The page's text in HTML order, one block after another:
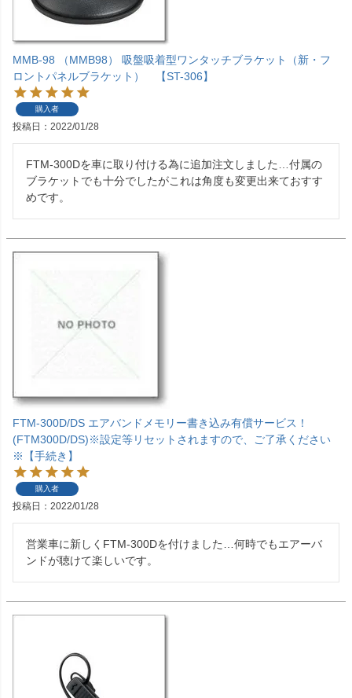
MMB-98 （MMB98） 吸盤吸着型ワンタッチブラケット（新・フ
ロントパネルブラケット） 【ST-306】
購入者
投稿日 2022/01/28
FTM-300Dを車に取り付ける為に追加注文しました…付属の
ブラケットでも十分でしたがこれは角度も変更出来ておすす
めです。
FTM-300D/DS エアバンドメモリー書き込み有償サービス！
(FTM300D/DS)※設定等リセットされますので、ご了承ください
※【手続き】
購入者
投稿日 2022/01/28
営業車に新しくFTM-300Dを付けました…何時でもエアーバ
ンドが聴けて楽しいです。